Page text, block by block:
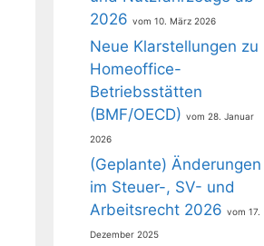
2026
10. März 2026
Neue Klarstellungen zu
Homeoffice-
Betriebsstätten
(BMF/OECD)
28. Januar
2026
(Geplante) Änderungen
im Steuer-, SV- und
Arbeitsrecht 2026
17.
Dezember 2025